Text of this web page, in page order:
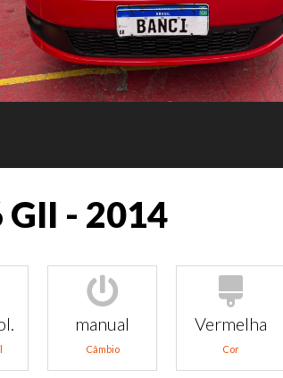
- 2014
manual
Câmbio
Vermelha
Cor